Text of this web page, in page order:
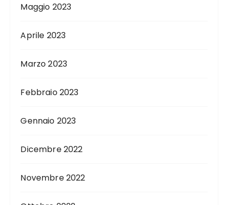
Maggio 2023
Aprile 2023
Marzo 2023
Febbraio 2023
Gennaio 2023
Dicembre 2022
Novembre 2022